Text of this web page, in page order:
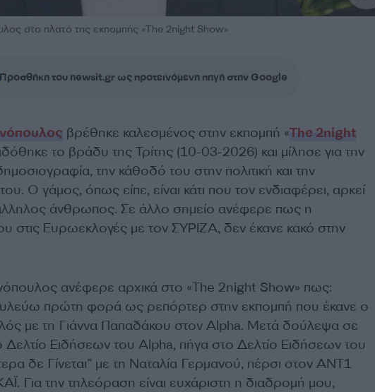
στο πλατό της εκπομπής «The 2night Show»
Προσθήκη του newsit.gr ως προτεινόμενη πηγή στην Google
βρέθηκε καλεσμένος στην εκπομπή «The 2night
το βράδυ της Τρίτης (10-03-2026) και μίλησε για την
την κάθοδό του στην πολιτική και την
Ο γάμος, όπως είπε, είναι κάτι που τον ενδιαφέρει, αρκεί
άνθρωπος. Σε άλλο σημείο ανέφερε πως η
στις Ευρωεκλογές με τον ΣΥΡΙΖΑ, δεν έκανε κακό στην
ανέφερε αρχικά στο «The 2night Show» πως:
πρώτη φορά ως ρεπόρτερ στην εκπομπή που έκανε ο
με τη Γιάννα Παπαδάκου στον Alpha. Μετά δούλεψα σε
Δελτίο Ειδήσεων του Alpha, πήγα στο Δελτίο Ειδήσεων του
δε Γίνεται” με τη Ναταλία Γερμανού, πέρσι στον ΑΝΤ1
Για την τηλεόραση είναι ευχάριστη η διαδρομή μου,